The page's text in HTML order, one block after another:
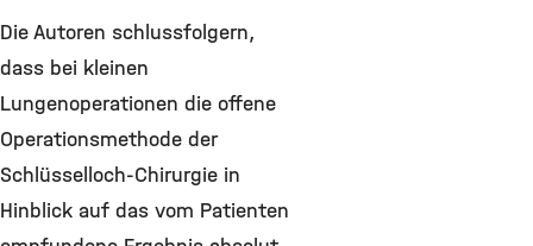
Die Autoren schlussfolgern,
dass bei kleinen
Lungenoperationen die offene
Operationsmethode der
Schlüsselloch-Chirurgie in
Hinblick auf das vom Patienten